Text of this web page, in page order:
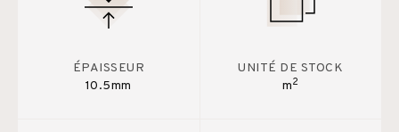
ÉPAISSEUR
10.5mm
UNITÉ DE STOCK
m2